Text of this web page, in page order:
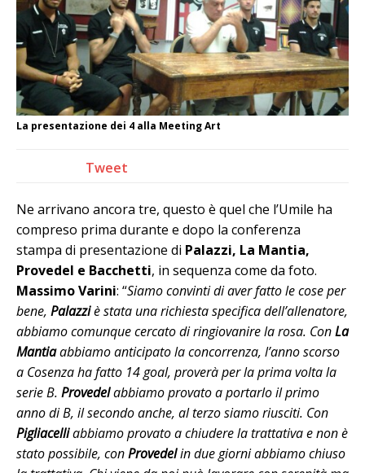
La presentazione dei 4 alla Meeting Art
Tweet
Ne arrivano ancora tre, questo è quel che l’Umile ha
compreso prima durante e dopo la conferenza
stampa di presentazione di Palazzi, La Mantia,
Provedel e Bacchetti, in sequenza come da foto.
Massimo Varini: “Siamo convinti di aver fatto le cose per
bene, Palazziè stata una richiesta specifica dell’allenatore,
abbiamo comunque cercato di ringiovanire la rosa. ConLa
Mantiaabbiamo anticipato la concorrenza, l’anno scorso
a Cosenza ha fatto 14 goal, proverà per la prima volta la
serie B. Provedelabbiamo provato a portarlo il primo
anno di B, il secondo anche, al terzo siamo riusciti. Con
Pigliacelliabbiamo provato a chiudere la trattativa e non è
stato possibile, conProvedelin due giorni abbiamo chiuso